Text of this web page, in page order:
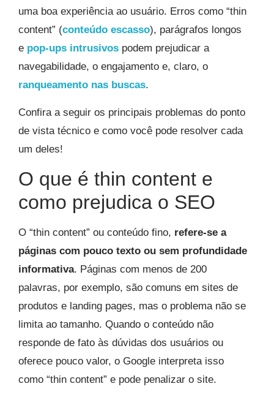
uma boa experiência ao usuário. Erros como “thin
content” (conteúdo escasso), parágrafos longos
e pop-ups intrusivos podem prejudicar a
navegabilidade, o engajamento e, claro, o
ranqueamento nas buscas.
Confira a seguir os principais problemas do ponto
de vista técnico e como você pode resolver cada
um deles!
O que é thin content e
como prejudica o SEO
O “thin content” ou conteúdo fino, refere-se a
páginas com pouco texto ou sem profundidade
informativa. Páginas com menos de 200
palavras, por exemplo, são comuns em sites de
produtos e landing pages, mas o problema não se
limita ao tamanho. Quando o conteúdo não
responde de fato às dúvidas dos usuários ou
oferece pouco valor, o Google interpreta isso
como “thin content” e pode penalizar o site.